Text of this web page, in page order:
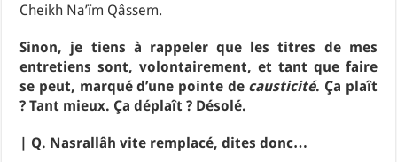
Cheikh Na’ïm Qâssem.
Sinon, je tiens à rappeler que les titres de mes
entretiens sont, volontairement, et tant que faire
se peut, marqué d’une pointe de causticité. Ça plaît
? Tant mieux. Ça déplaît ? Désolé.
| Q. Nasrallâh vite remplacé, dites donc…